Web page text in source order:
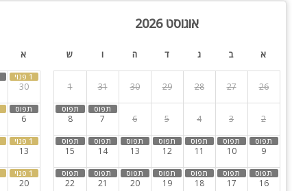
מחוממת
הגברה למקום
אוגוסט 2026
א ב ג ד ה ו ש
26
27
28
29
30
31
1
2
3
4
5
6
7
8
9
10
11
12
13
14
15
16
17
18
19
20
21
22
א
30
6
13
20